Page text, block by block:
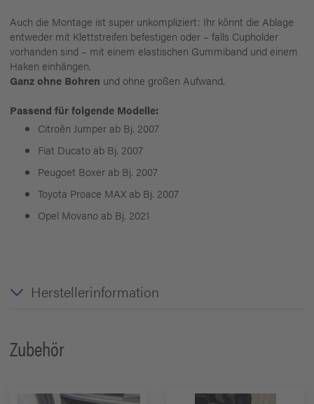
Auch die Montage ist super unkompliziert: Ihr könnt die Ablage
entweder mit Klettstreifen befestigen oder – falls Cupholder
vorhanden sind – mit einem elastischen Gummiband und einem
Haken einhängen.
Ganz ohne Bohren und ohne großen Aufwand.
Passend für folgende Modelle:
Citroën Jumper ab Bj. 2007
Fiat Ducato ab Bj. 2007
Peugoet Boxer ab Bj. 2007
Toyota Proace MAX ab Bj. 2007
Opel Movano ab Bj. 2021
Herstellerinformation
Zubehör